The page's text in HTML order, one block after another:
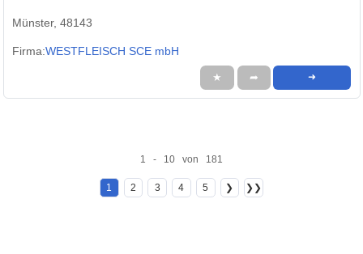
Münster, 48143
Firma:WESTFLEISCH SCE mbH
★ ➦ ➜
1 - 10 von 181
1 2 3 4 5 ❯ ❯❯